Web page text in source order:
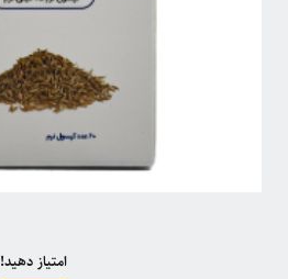
امتیاز دهید!